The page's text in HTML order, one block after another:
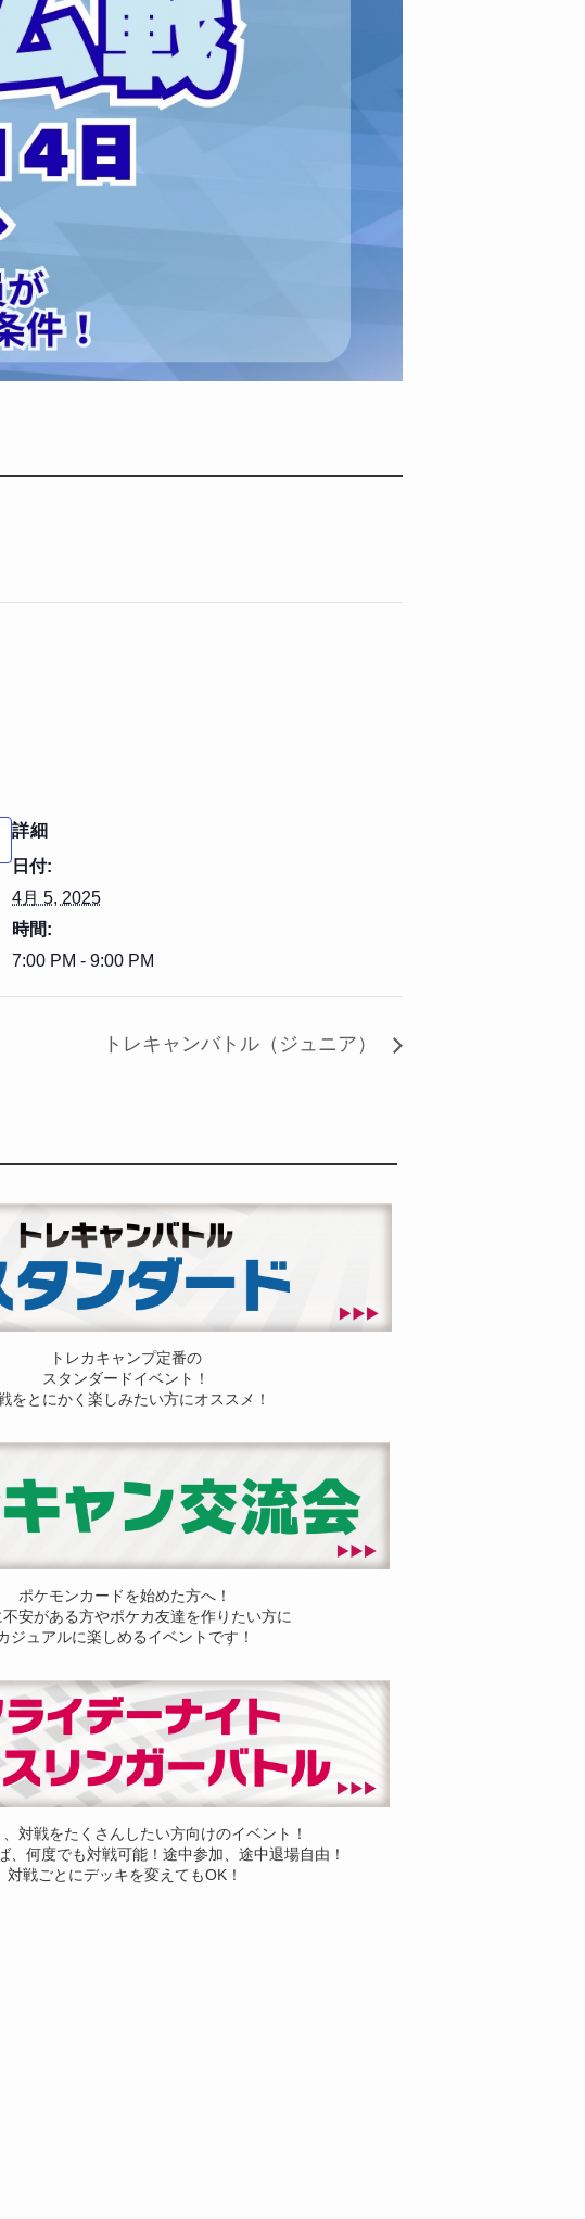
詳細
日付:
4月 5, 2025
時間:
7:00 PM - 9:00 PM
トレキャンバトル（ジュニア）
トレカキャンプ定番の
スタンダードイベント！
をとにかく楽しみたい方にオススメ！
ポケモンカードを始めた方へ！
不安がある方やポケカ友達を作りたい方に
ジュアルに楽しめるイベントです！
、対戦をたくさんしたい方向けのイベント！
、何度でも対戦可能！途中参加、途中退場自由！
対戦ごとにデッキを変えてもOK！